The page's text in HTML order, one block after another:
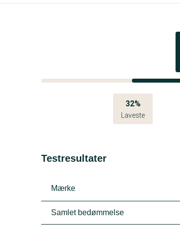
32%
Laveste
Testresultater
Mærke
Samlet bedømmelse